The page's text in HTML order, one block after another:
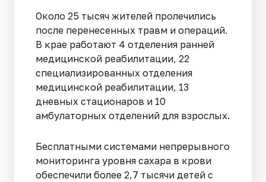
Около 25 тысяч жителей пролечились
после перенесенных травм и операций.
В крае работают 4 отделения ранней
медицинской реабилитации, 22
специализированных отделения
медицинской реабилитации, 13
дневных стационаров и 10
амбулаторных отделений для взрослых.
Бесплатными системами непрерывного
мониторинга уровня сахара в крови
обеспечили более 2,7 тысячи детей с